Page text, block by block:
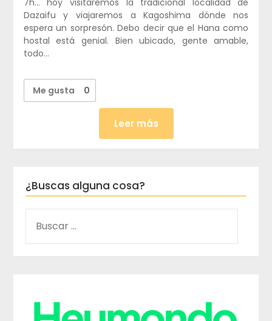
Dazaifu y viajaremos a Kagoshima dónde nos
espera un sorpresón. Debo decir que el Hana como
hostal está genial. Bien ubicado, gente amable,
todo…
Me gusta 0
Leer más
¿Buscas alguna cosa?